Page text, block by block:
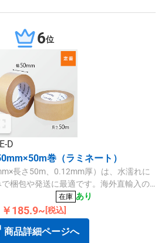
6位
D
巻（ラミネート）
長さ50m、0.12mm厚）は、水濡れに
梱包や発送に最適です。海外直輸入の
在庫 あり
￥185.9~ [税込]
商品詳細ページへ